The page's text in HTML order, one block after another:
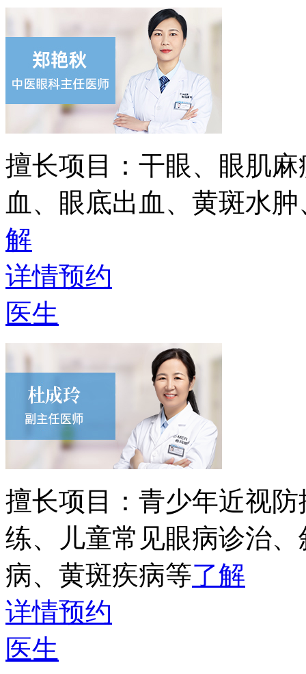
擅长项目： 干眼、眼肌
血、眼底出血、黄斑水
解
详情预约
医生
擅长项目： 青少年近视
练、儿童常见眼病诊治
病、黄斑疾病等了解
详情预约
医生